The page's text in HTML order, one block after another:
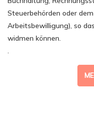
Steuerbehörden oder
Arbeitsbewilligung), so
widmen können.
.